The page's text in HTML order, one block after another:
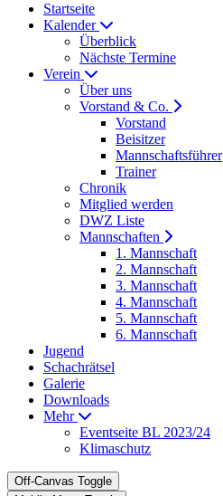
Startseite
Kalender
Überblick
Nächste Termine
Verein
Über uns
Vorstand & Co.
Vorstand
Beisitzer
Mannschaftsführer
Trainer
Chronik
Mitglied werden
DWZ Liste
Mannschaften
1. Mannschaft
2. Mannschaft
3. Mannschaft
4. Mannschaft
5. Mannschaft
6. Mannschaft
Jugend
Schachrätsel
Galerie
Downloads
Mehr
Eventseite BL 2023/24
Klimaschutz
Off-Canvas Toggle